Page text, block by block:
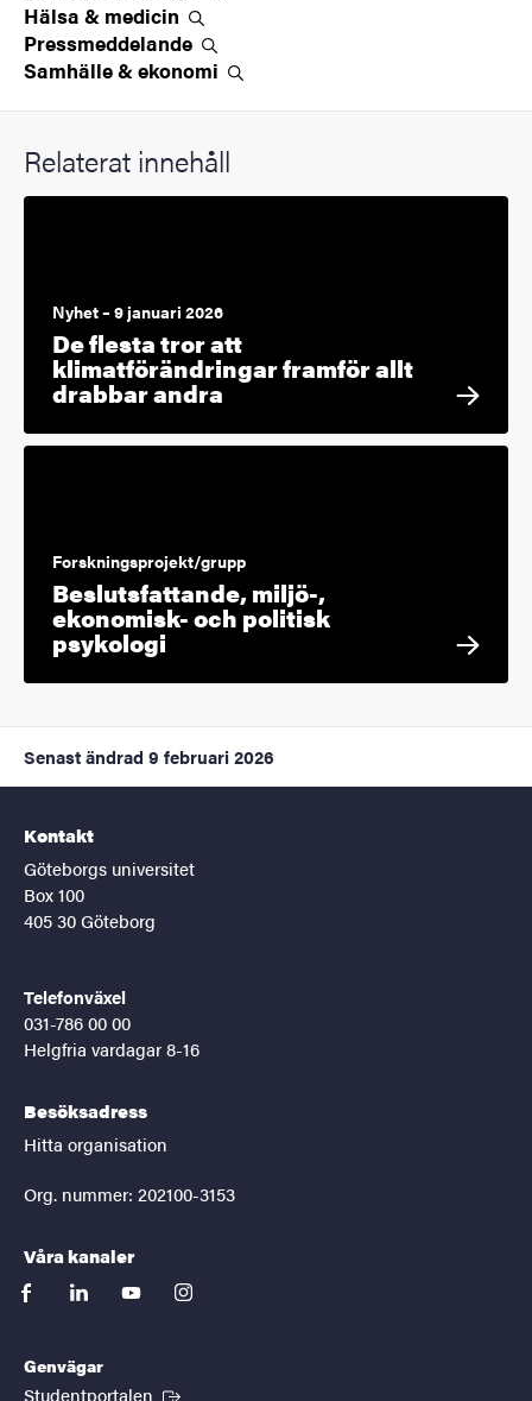
Hälsa & medicin
Pressmeddelande
Samhälle &ekonomi
Relaterat innehåll
Nyhet – 9 januari 2026
De flesta tror att
klimatförändringar framför allt
drabbar andra
Forskningsprojekt/grupp
Beslutsfattande, miljö-,
ekonomisk- och politisk
psykologi
Senast ändrad 9 februari 2026
Kontakt
Göteborgs universitet
Box 100
405 30 Göteborg
Telefonväxel
031-786 00 00
Helgfria vardagar 8-16
Besöksadress
Hitta organisation
Org. nummer: 202100-3153
Våra kanaler
facebooklinkedinyoutubeinstagram
Genvägar
Studentportalen (Extern länk)